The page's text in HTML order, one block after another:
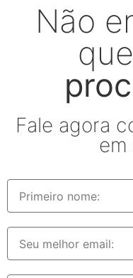
Não
Fale agora
em